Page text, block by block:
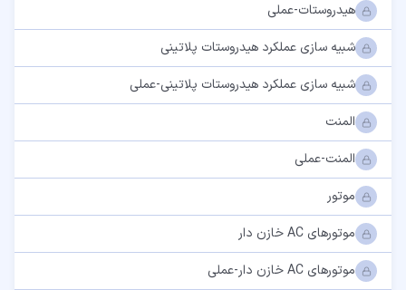
هیدروستات-عملی
شبیه سازی عملکرد هیدروستات پلاتینی
شبیه سازی عملکرد هیدروستات پلاتینی-عملی
المنت
المنت-عملی
موتور
موتورهای AC خازن دار
موتورهای AC خازن دار-عملی